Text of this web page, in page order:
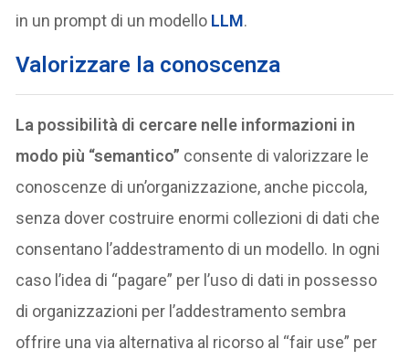
in un prompt di un modello LLM.
Valorizzare la conoscenza
La possibilità di cercare nelle informazioni in
modo più “semantico” consente di valorizzare le
conoscenze di un’organizzazione, anche piccola,
senza dover costruire enormi collezioni di dati che
consentano l’addestramento di un modello. In ogni
caso l’idea di “pagare” per l’uso di dati in possesso
di organizzazioni per l’addestramento sembra
offrire una via alternativa al ricorso al “fair use” per